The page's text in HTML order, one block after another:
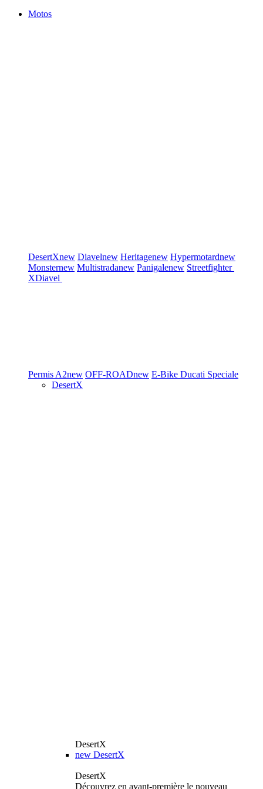
Motos
DesertXnew Diavelnew Heritagenew Hypermotardnew
Monsternew Multistradanew Panigalenew Streetfighter
XDiavel
Permis A2new OFF-ROADnew E-Bike Ducati Speciale
DesertX
DesertX
new DesertX
DesertX
Découvrez en avant-première le nouveau